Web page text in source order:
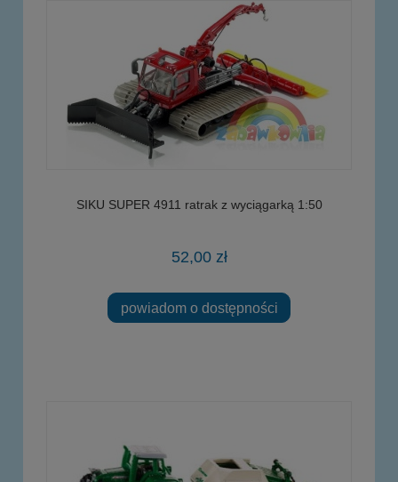
SIKU SUPER 4911 ratrak z wyciągarką 1:50
52,00 zł
powiadom o dostępności